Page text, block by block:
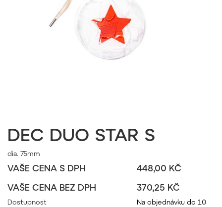
DEC DUO STAR S
dia. 75mm
VAŠE CENA S DPH
448,00 KČ
VAŠE CENA BEZ DPH
370,25 KČ
Dostupnost
Na objednávku do 10